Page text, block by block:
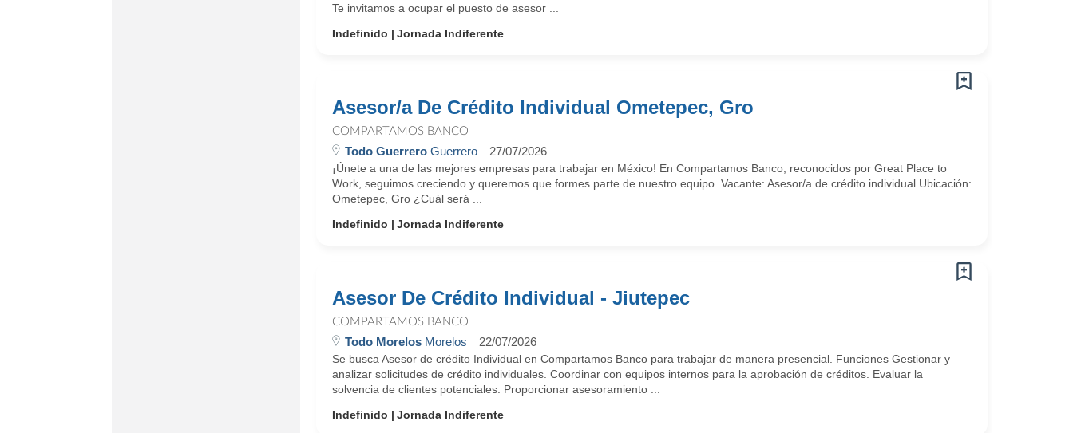
Te invitamos a ocupar el puesto de asesor ...
Indefinido
Jornada Indiferente
Asesor/a De Crédito Individual Ometepec, Gro
COMPARTAMOS BANCO
Todo GuerreroGuerrero 27/07/2026
¡Únete a una de las mejores empresas para trabajar en México! En Compartamos Banco, reconocidos por Great Place to
Work, seguimos creciendo y queremos que formes parte de nuestro equipo. Vacante: Asesor/a de crédito individual Ubicación:
Ometepec, Gro ¿Cuál será ...
Indefinido
Jornada Indiferente
Asesor De Crédito Individual - Jiutepec
COMPARTAMOS BANCO
Todo MorelosMorelos 22/07/2026
Se busca Asesor de crédito Individual en Compartamos Banco para trabajar de manera presencial. Funciones Gestionar y
analizar solicitudes de crédito individuales. Coordinar con equipos internos para la aprobación de créditos. Evaluar la
solvencia de clientes potenciales. Proporcionar asesoramiento ...
Indefinido
Jornada Indiferente